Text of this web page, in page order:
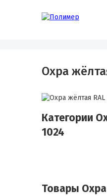
Охра
Категории
1024
Товары